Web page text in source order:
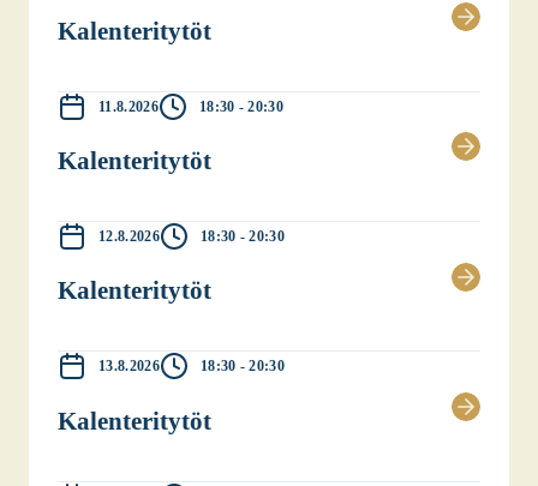
Kalen­te­ri­ty­töt
11.8.2026 18:30 - 20:30
Kalen­te­ri­ty­töt
12.8.2026 18:30 - 20:30
Kalen­te­ri­ty­töt
13.8.2026 18:30 - 20:30
Kalen­te­ri­ty­töt